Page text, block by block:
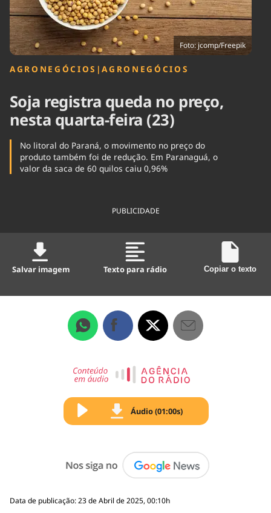
Foto: jcomp/Freepik
AGRONEGÓCIOS |AGRONEGÓCIOS
Soja registra queda no preço,
nesta quarta-feira (23)
No litoral do Paraná, o movimento no preço do
produto também foi de redução. Em Paranaguá, o
valor da saca de 60 quilos caiu 0,96%
PUBLICIDADE
Salvar imagem Texto para rádio Copiar o texto
Áudio (01:00s)
Data de publicação: 23 de Abril de 2025, 00:10h